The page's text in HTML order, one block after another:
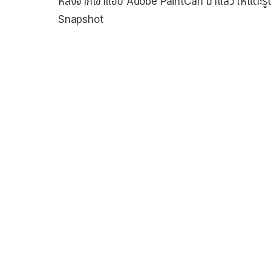
Snapshot